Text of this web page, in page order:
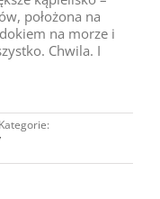
położona na
na morze i
Chwila. I
Kategorie: